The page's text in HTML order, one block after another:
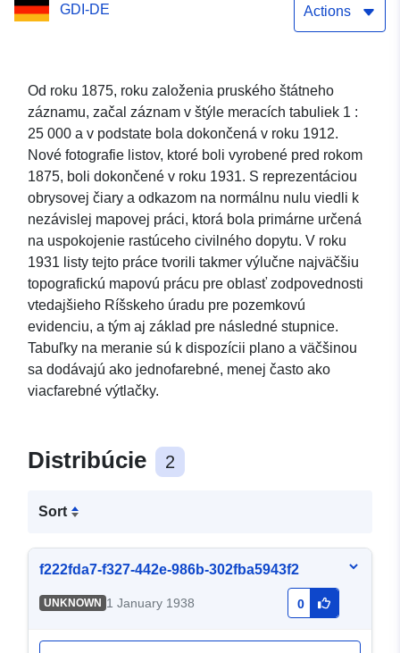
GDI-DE Actions
Od roku 1875, roku založenia pruského štátneho
záznamu, začal záznam v štýle meracích tabuliek 1 :
25 000 a v podstate bola dokončená v roku 1912.
Nové fotografie listov, ktoré boli vyrobené pred rokom
1875, boli dokončené v roku 1931. S reprezentáciou
obrysovej čiary a odkazom na normálnu nulu viedli k
nezávislej mapovej práci, ktorá bola primárne určená
na uspokojenie rastúceho civilného dopytu. V roku
1931 listy tejto práce tvorili takmer výlučne najväčšiu
topografickú mapovú prácu pre oblasť zodpovednosti
vtedajšieho Ríšskeho úradu pre pozemkovú
evidenciu, a tým aj základ pre následné stupnice.
Tabuľky na meranie sú k dispozícii plano a väčšinou
sa dodávajú ako jednofarebné, menej často ako
viacfarebné výtlačky.
Distribúcie 2
Sort
f222fda7-f327-442e-986b-302fba5943f2
UNKNOWN 1 January 1938 0